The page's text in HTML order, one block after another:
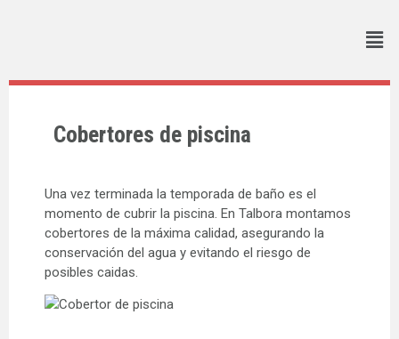
Cobertores de piscina
Una vez terminada la temporada de baño es el
momento de cubrir la piscina. En Talbora montamos
cobertores de la máxima calidad, asegurando la
conservación del agua y evitando el riesgo de
posibles caidas.